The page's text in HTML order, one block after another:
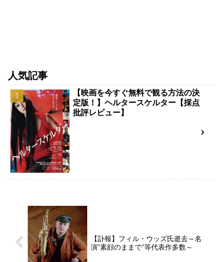
人気記事
【映画を今すぐ無料で観る方法の決
定版！】ヘルタースケルター【採点
批評レビュー】
【訃報】フィル・ウッズ氏逝去～名
演”素顔のままで”等代表作多数～